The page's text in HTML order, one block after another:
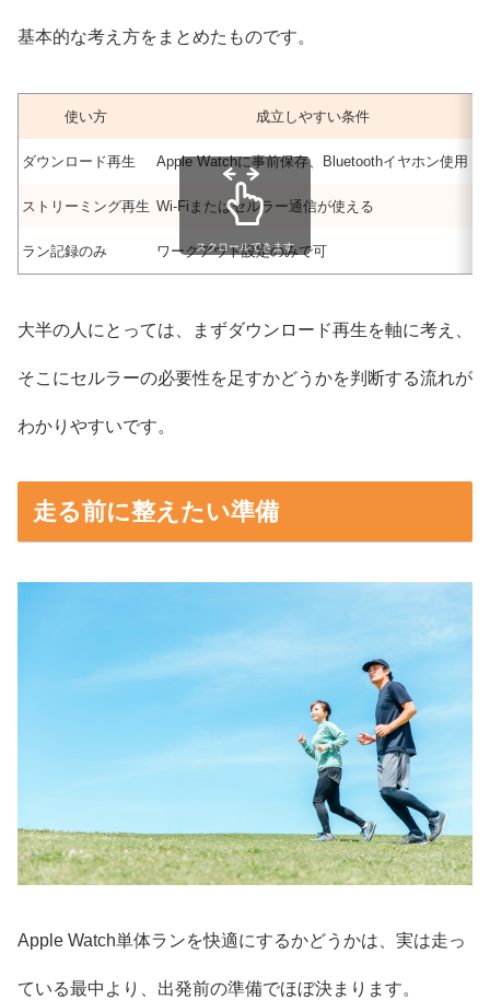
基本的な考え方をまとめたものです。
使い方 成立しやすい条件
ダウンロード再生 Apple Watchに事前保存、Bluetoothイヤホン使用
ストリーミング再生 Wi-Fiまたはセルラー通信が使える
ラン記録のみ ワークアウト設定のみで可
スクロールできます
大半の人にとっては、まずダウンロード再生を軸に考え、
そこにセルラーの必要性を足すかどうかを判断する流れが
わかりやすいです。
走る前に整えたい準備
Apple Watch単体ランを快適にするかどうかは、実は走っ
ている最中より、出発前の準備でほぼ決まります。